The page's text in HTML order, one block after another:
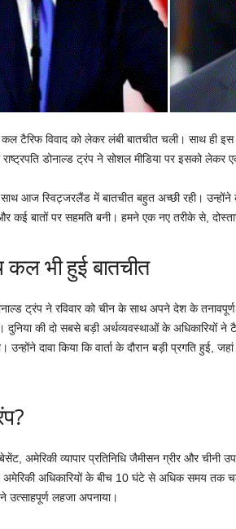
टैरिफ विवाद को लेकर लंबी बातचीत चली। साथ ही इस
डोनाल्ड ट्रंप ने सोशल मीडिया पर इसको लेकर
आज स्विट्जरलैंड में बातचीत बहुत अच्छी रही। उन्होंने
कई बातों पर सहमति बनी। हमने एक नए तरीके से,
कल भी हुई बातचीत
ट्रंप ने रविवार को चीन के साथ अपने देश के तनावपूर्ण
दुनिया की दो सबसे बड़ी अर्थव्यवस्थाओं के
उन्होंने दावा किया कि वार्ता के दौरान बड़ी प्रगति हुई,
अमेरिकी व्यापार प्रतिनिधि जैमीसन ग्रीर और चीनी
अमेरिकी अधिकारियों के बीच 10 घंटे से अधिक समय तक
उत्साहपूर्ण लहजा अपनाया।